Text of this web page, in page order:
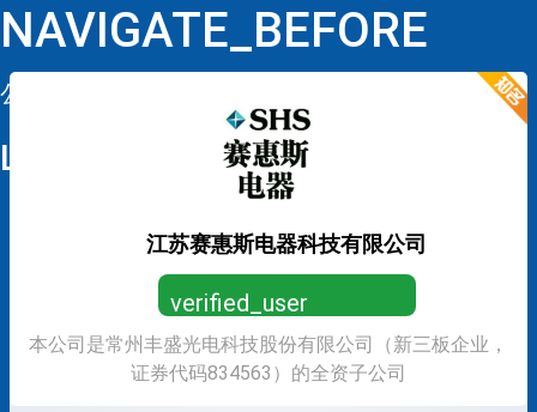
NAVIGATE_BEFORE
公司详情
LOOP
江苏赛惠斯电器科技有限公司
verified_user
营业执照已认证，放心求职
本公司是常州丰盛光电科技股份有限公司（新三板企业，
证券代码834563）的全资子公司